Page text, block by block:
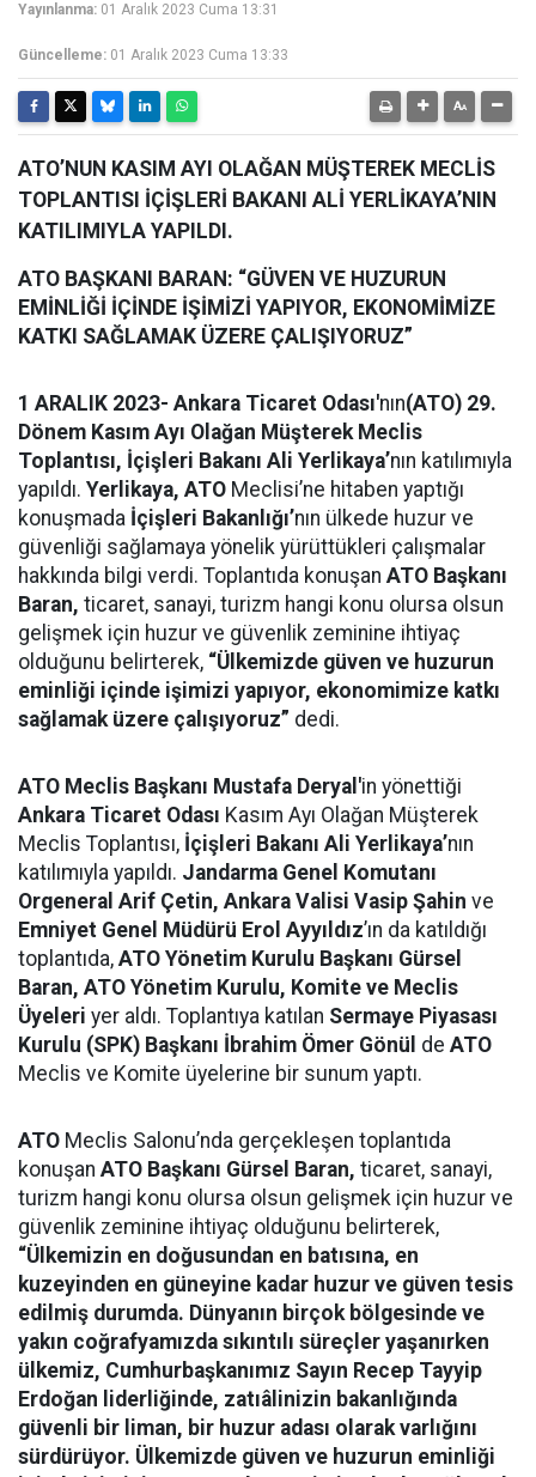
Yayınlanma: 01 Aralık 2023 Cuma 13:31
Güncelleme: 01 Aralık 2023 Cuma 13:33
ATO’NUN KASIM AYI OLAĞAN MÜŞTEREK MECLİS
TOPLANTISI İÇİŞLERİ BAKANI ALİ YERLİKAYA’NIN
KATILIMIYLA YAPILDI.
ATO BAŞKANI BARAN: “GÜVEN VE HUZURUN
EMİNLİĞİ İÇİNDE İŞİMİZİ YAPIYOR, EKONOMİMİZE
KATKI SAĞLAMAK ÜZERE ÇALIŞIYORUZ”
1 ARALIK 2023- Ankara Ticaret Odası'nın(ATO) 29.
Dönem Kasım Ayı Olağan Müşterek Meclis
Toplantısı, İçişleri Bakanı Ali Yerlikaya’nın katılımıyla
yapıldı. Yerlikaya, ATO Meclisi’ne hitaben yaptığı
konuşmada İçişleri Bakanlığı’nın ülkede huzur ve
güvenliği sağlamaya yönelik yürüttükleri çalışmalar
hakkında bilgi verdi. Toplantıda konuşan ATO Başkanı
Baran, ticaret, sanayi, turizm hangi konu olursa olsun
gelişmek için huzur ve güvenlik zeminine ihtiyaç
olduğunu belirterek, “Ülkemizde güven ve huzurun
eminliği içinde işimizi yapıyor, ekonomimize katkı
sağlamak üzere çalışıyoruz” dedi.
ATO Meclis Başkanı Mustafa Deryal'in yönettiği
Ankara Ticaret Odası Kasım Ayı Olağan Müşterek
Meclis Toplantısı, İçişleri Bakanı Ali Yerlikaya’nın
katılımıyla yapıldı. Jandarma Genel Komutanı
Orgeneral Arif Çetin, Ankara Valisi Vasip Şahin ve
Emniyet Genel Müdürü Erol Ayyıldız’ın da katıldığı
toplantıda, ATO Yönetim Kurulu Başkanı Gürsel
Baran, ATO Yönetim Kurulu, Komite ve Meclis
Üyeleri yer aldı. Toplantıya katılan Sermaye Piyasası
Kurulu (SPK) Başkanı İbrahim Ömer Gönül de ATO
Meclis ve Komite üyelerine bir sunum yaptı.
ATO Meclis Salonu’nda gerçekleşen toplantıda
konuşan ATO Başkanı Gürsel Baran, ticaret, sanayi,
turizm hangi konu olursa olsun gelişmek için huzur ve
güvenlik zeminine ihtiyaç olduğunu belirterek,
“Ülkemizin en doğusundan en batısına, en
kuzeyinden en güneyine kadar huzur ve güven tesis
edilmiş durumda. Dünyanın birçok bölgesinde ve
yakın coğrafyamızda sıkıntılı süreçler yaşanırken
ülkemiz, Cumhurbaşkanımız Sayın Recep Tayyip
Erdoğan liderliğinde, zatıâlinizin bakanlığında
güvenli bir liman, bir huzur adası olarak varlığını
sürdürüyor. Ülkemizde güven ve huzurun eminliği